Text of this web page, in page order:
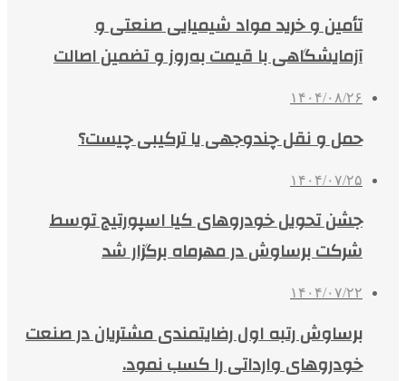
تأمین و خرید مواد شیمیایی صنعتی و
آزمایشگاهی با قیمت به‌روز و تضمین اصالت
۱۴۰۴/۰۸/۲۶
حمل و نقل چندوجهی یا ترکیبی چیست؟
۱۴۰۴/۰۷/۲۵
جشن تحویل خودروهای کیا اسپورتیج توسط
شرکت برساوش در مهرماه برگزار شد
۱۴۰۴/۰۷/۲۲
برساوش رتبه اول رضایتمندی مشتریان در صنعت
خودروهای وارداتی را کسب نمود.